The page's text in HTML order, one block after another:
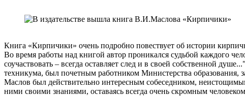
Книга «Кирпичики» очень подробно повествует об истории
Во время работы над книгой автор проникался судьбой каждого
соучаствовать – всегда оставляет след и в своей собственной
техникума, был почетным работником Министерства
Маслов был действительно интересным собеседником,
ними своими знаниями, оставаясь всегда очень скромным